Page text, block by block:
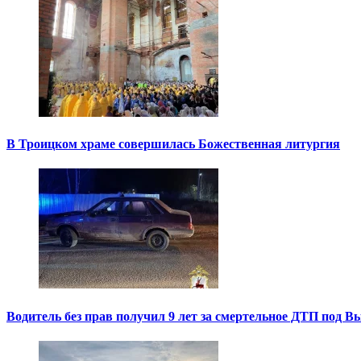
В Троицком храме совершилась Божественная литургия
Водитель без прав получил 9 лет за смертельное ДТП под